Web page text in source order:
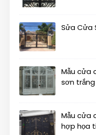
Sửa Cửa
Mẫu cửa
sơn
Mẫu cửa
hợp họa